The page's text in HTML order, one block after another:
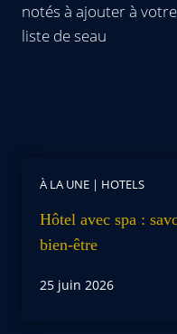
notés à ajouter à votre
liste de seau
À LA UNE | HOTELS
Hôtel avec spa :
bien-être
25 juin 2026